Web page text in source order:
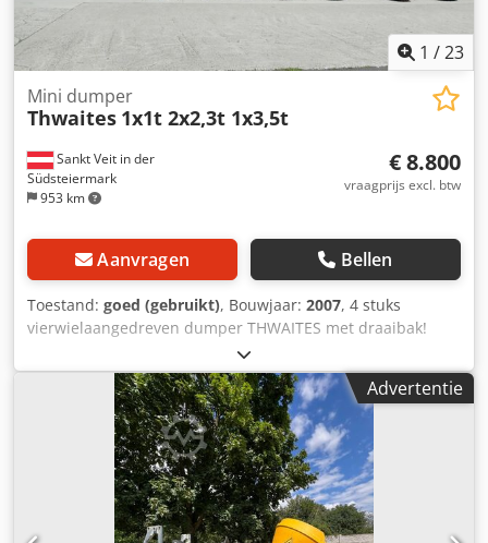
1 /23
Sankt Veit in der
Südsteiermark
953 km
Mini dumper
Thwaites 1x1t 2x2,3t 1x3,5t
€ 8.800
vraagprijs excl. btw
Aanvragen Bellen
Toestand: goed (gebruikt), Bouwjaar: 2007, 4 stuks
vierwielaangedreven dumper THWAITES met draaibak!
Dumper 1: Bouwjaar 2007 Volgens de teller 1.450
draaiuren 1.000 kg nuttige last 1.300 kg leeggewicht 15,9
kW Csdpfx Acoznlwhj Ioha Verkoopprijs: € 8.800,- (exclusief
btw) Dumper 2: Bouwjaar 2008 Volgens de teller 1.504
draaiuren 2.300 kg nuttige last 2.030 kg leeggewicht 24,8
kW Verkoopprijs: € 10.900,- (exclusief btw) Dumper 3:
VERKOCHT!!! Dumper 4: VERKOCHT!!! Alle 4 stuks direct
inzetbaar en in goede staat! Alle 4 stuks met
vierwielaandrijving en draaibak! Alle 4 stuks met
Advertentie